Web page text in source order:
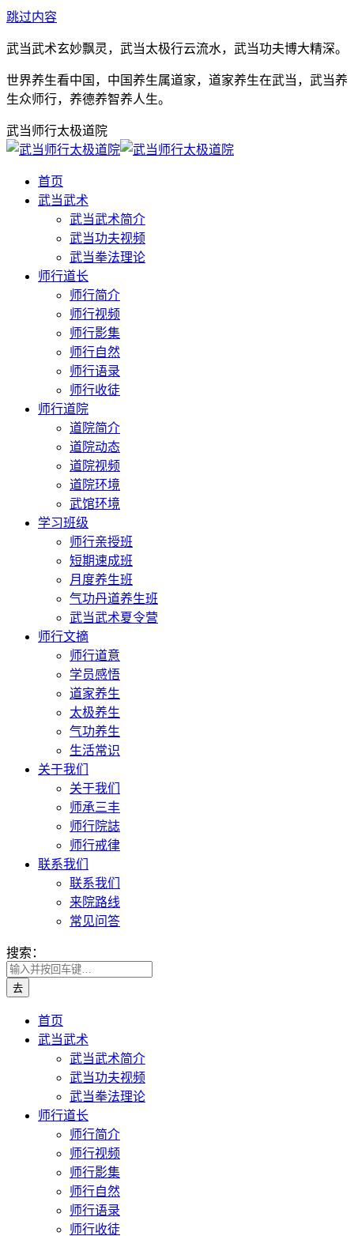
跳过内容
武当武术玄妙飘灵，武当太极行云流水，武当功夫博大精深。
世界养生看中国，中国养生属道家，道家养生在武当，武当养
生众师行，养德养智养人生。
武当师行太极道院
首页
武当武术
武当武术简介
武当功夫视频
武当拳法理论
师行道长
师行简介
师行视频
师行影集
师行自然
师行语录
师行收徒
师行道院
道院简介
道院动态
道院视频
道院环境
武馆环境
学习班级
师行亲授班
短期速成班
月度养生班
气功丹道养生班
武当武术夏令营
师行文摘
师行道意
学员感悟
道家养生
太极养生
气功养生
生活常识
关于我们
关于我们
师承三丰
师行院誌
师行戒律
联系我们
联系我们
来院路线
常见问答
搜索：
首页
武当武术
武当武术简介
武当功夫视频
武当拳法理论
师行道长
师行简介
师行视频
师行影集
师行自然
师行语录
师行收徒